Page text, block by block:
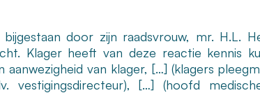
door zijn raadsvrouw, mr. H.L.
Klager heeft van deze reactie kennis
van klager, […] (klagers
vestigingsdirecteur), […] (hoofd